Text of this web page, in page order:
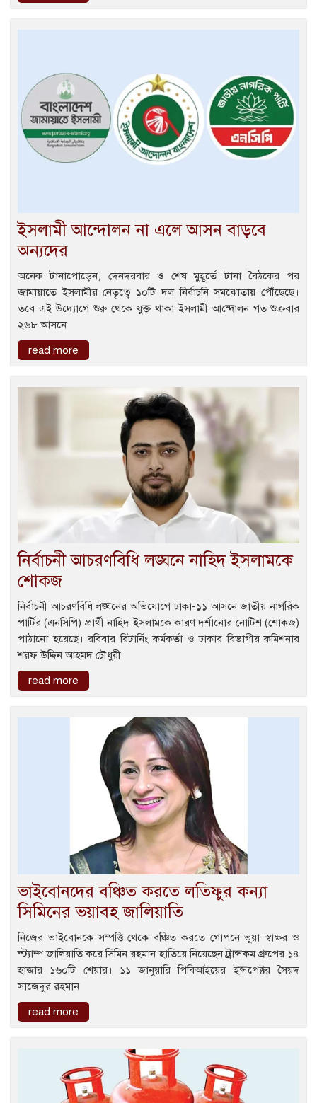
ইসলামী আন্দোলন না এলে আসন বাড়বে
অন্যদের
অনেক টানাপোড়েন, দেনদরবার ও শেষ মুহূর্তে টানা বৈঠকের পর
জামায়াতে ইসলামীর নেতৃত্বে ১০টি দল নির্বাচনি সমঝোতায় পৌঁছেছে।
তবে এই উদ্যোগে শুরু থেকে যুক্ত থাকা ইসলামী আন্দোলন গত শুক্রবার
২৬৮ আসনে
read more
নির্বাচনী আচরণবিধি লঙ্ঘনে নাহিদ ইসলামকে
শোকজ
নির্বাচনী আচরণবিধি লঙ্ঘনের অভিযোগে ঢাকা-১১ আসনে জাতীয় নাগরিক
পার্টির (এনসিপি) প্রার্থী নাহিদ ইসলামকে কারণ দর্শানোর নোটিশ (শোকজ)
পাঠানো হয়েছে। রবিবার রিটার্নিং কর্মকর্তা ও ঢাকার বিভাগীয় কমিশনার
শরফ উদ্দিন আহমদ চৌধুরী
read more
ভাইবোনদের বঞ্চিত করতে লতিফুর কন্যা
সিমিনের ভয়াবহ জালিয়াতি
নিজের ভাইবোনকে সম্পত্তি থেকে বঞ্চিত করতে গোপনে ভুয়া স্বাক্ষর ও
স্ট্যাম্প জালিয়াতি করে সিমিন রহমান হাতিয়ে নিয়েছেন ট্রান্সকম গ্রুপের ১৪
হাজার ১৬০টি শেয়ার। ১১ জানুয়ারি পিবিআইয়ের ইন্সপেক্টর সৈয়দ
সাজেদুর রহমান
read more